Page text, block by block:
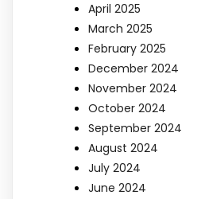
April 2025
March 2025
February 2025
December 2024
November 2024
October 2024
September 2024
August 2024
July 2024
June 2024